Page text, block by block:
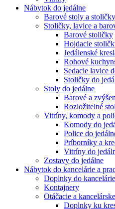
Nábytok do jedálne
Barové stoly a stoličky
Stoličky, lavice a
Barové stoličky
Hojdacie
Jedálenské
Rohové
Sedacie lavice
Stoličky do
Stoly do jedálne
Barové a
Rozložitelné
Vitríny, komody a
Komody do
Police do
Príborníky a
Vitríny do
Zostavy do jedálne
Nábytok do kancelárie a
Doplnky do kancelárie
Kontajnery
Otáčacie a
Doplnky ku